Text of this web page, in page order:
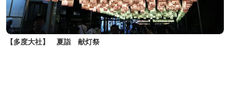
【多度大社】 夏詣 献灯祭